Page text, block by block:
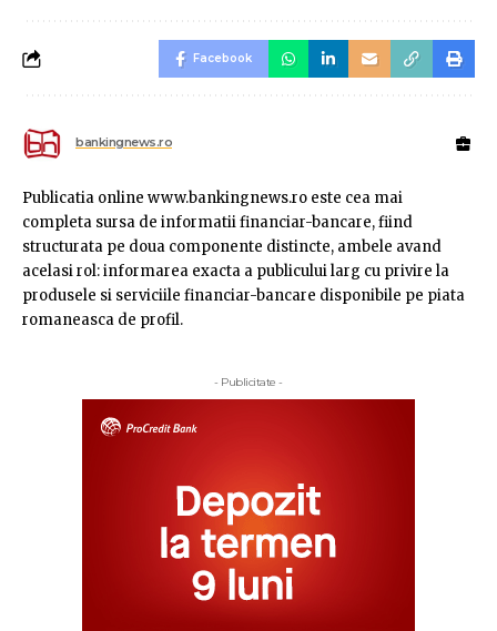
Facebook
bankingnews.ro
Publicatia online www.bankingnews.ro este cea mai
completa sursa de informatii financiar-bancare, fiind
structurata pe doua componente distincte, ambele avand
acelasi rol: informarea exacta a publicului larg cu privire la
produsele si serviciile financiar-bancare disponibile pe piata
romaneasca de profil.
- Publicitate -